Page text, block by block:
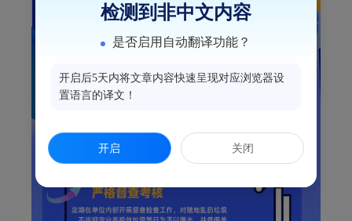
检测到非中文内容
是否启用自动翻译功能？
开启后5天内将文章内容快速呈现对应浏览器设
置语言的译文！
开启 关闭